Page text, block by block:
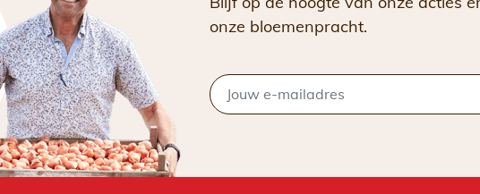
onze bloemenpracht.